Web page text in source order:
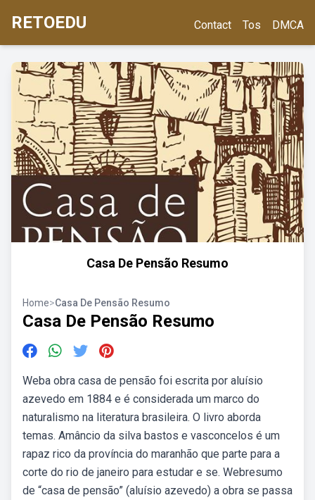
RETOEDU Contact Tos DMCA
Casa De Pensão Resumo
Home>Casa De Pensão Resumo
Casa De Pensão Resumo
Weba obra casa de pensão foi escrita por aluísio
azevedo em 1884 e é considerada um marco do
naturalismo na literatura brasileira. O livro aborda
temas. Amâncio da silva bastos e vasconcelos é um
rapaz rico da província do maranhão que parte para a
corte do rio de janeiro para estudar e se. Webresumo
de “casa de pensão” (aluísio azevedo) a obra se passa